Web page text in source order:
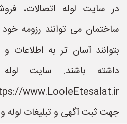
در سایت لوله اتصالات،
ساختمان می توانند رزومه
بتوانند آسان تر به
داشته باشند. سایت
جهت ثبت آگهی و تبلیغات لوله